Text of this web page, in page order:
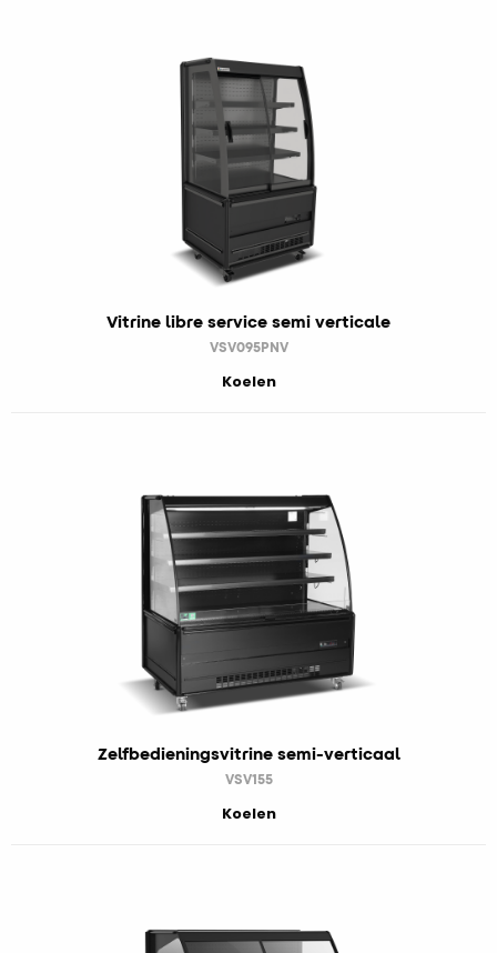
Vitrine libre service semi verticale
VSV095PNV
Koelen
Zelfbedieningsvitrine semi-verticaal
VSV155
Koelen